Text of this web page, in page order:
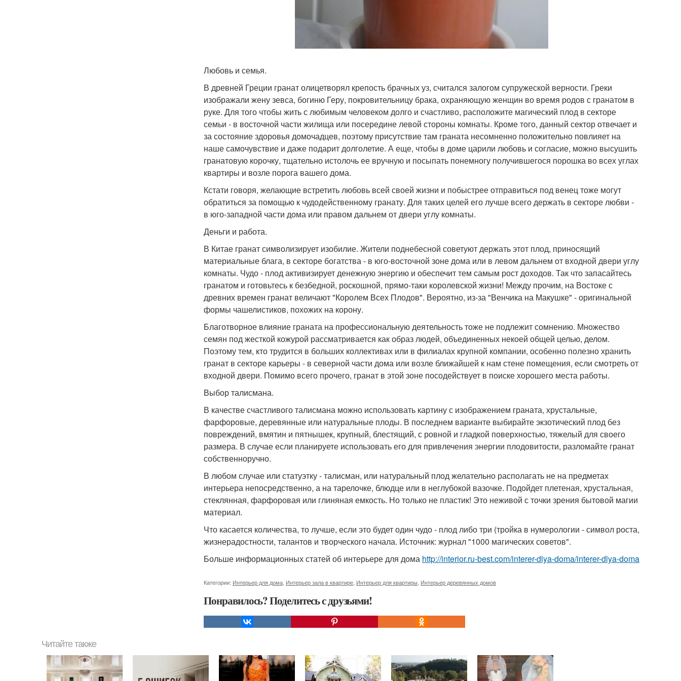
Любовь и семья.
В древней Греции гранат олицетворял крепость брачных уз, считался залогом супружеской верности. Греки
изображали жену зевса, богиню Геру, покровительницу брака, охраняющую женщин во время родов с гранатом в
руке. Для того чтобы жить с любимым человеком долго и счастливо, расположите магический плод в секторе
семьи - в восточной части жилища или посередине левой стороны комнаты. Кроме того, данный сектор отвечает и
за состояние здоровья домочадцев, поэтому присутствие там граната несомненно положительно повлияет на
наше самочувствие и даже подарит долголетие. А еще, чтобы в доме царили любовь и согласие, можно высушить
гранатовую корочку, тщательно истолочь ее вручную и посыпать понемногу получившегося порошка во всех углах
квартиры и возле порога вашего дома.
Кстати говоря, желающие встретить любовь всей своей жизни и побыстрее отправиться под венец тоже могут
обратиться за помощью к чудодейственному гранату. Для таких целей его лучше всего держать в секторе любви -
в юго-западной части дома или правом дальнем от двери углу комнаты.
Деньги и работа.
В Китае гранат символизирует изобилие. Жители поднебесной советуют держать этот плод, приносящий
материальные блага, в секторе богатства - в юго-восточной зоне дома или в левом дальнем от входной двери углу
комнаты. Чудо - плод активизирует денежную энергию и обеспечит тем самым рост доходов. Так что запасайтесь
гранатом и готовьтесь к безбедной, роскошной, прямо-таки королевской жизни! Между прочим, на Востоке с
древних времен гранат величают "Королем Всех Плодов". Вероятно, из-за "Венчика на Макушке" - оригинальной
формы чашелистиков, похожих на корону.
Благотворное влияние граната на профессиональную деятельность тоже не подлежит сомнению. Множество
семян под жесткой кожурой рассматривается как образ людей, объединенных некоей общей целью, делом.
Поэтому тем, кто трудится в больших коллективах или в филиалах крупной компании, особенно полезно хранить
гранат в секторе карьеры - в северной части дома или возле ближайшей к нам стене помещения, если смотреть от
входной двери. Помимо всего прочего, гранат в этой зоне посодействует в поиске хорошего места работы.
Выбор талисмана.
В качестве счастливого талисмана можно использовать картину с изображением граната, хрустальные,
фарфоровые, деревянные или натуральные плоды. В последнем варианте выбирайте экзотический плод без
повреждений, вмятин и пятнышек, крупный, блестящий, с ровной и гладкой поверхностью, тяжелый для своего
размера. В случае если планируете использовать его для привлечения энергии плодовитости, разломайте гранат
собственноручно.
В любом случае или статуэтку - талисман, или натуральный плод желательно располагать не на предметах
интерьера непосредственно, а на тарелочке, блюдце или в неглубокой вазочке. Подойдет плетеная, хрустальная,
стеклянная, фарфоровая или глиняная емкость. Но только не пластик! Это неживой с точки зрения бытовой магии
материал.
Что касается количества, то лучше, если это будет один чудо - плод либо три (тройка в нумерологии - символ роста,
жизнерадостности, талантов и творческого начала. Источник: журнал "1000 магических советов".
Больше информационных статей об интерьере для дома http://interior.ru-best.com/interer-dlya-doma/interer-dlya-doma
Категории: Интерьер для дома Интерьер зала в квартире Интерьер для квартиры Интерьер деревянных домов
Понравилось? Поделитесь с друзьями!
Читайте также